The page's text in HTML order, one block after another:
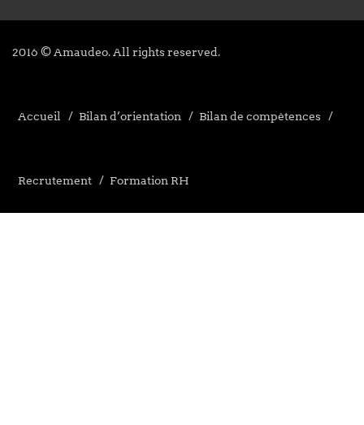
2016 © Amaudeo. All rights reserved.
Accueil Bilan d’orientation Bilan de compétences
Recrutement Formation RH